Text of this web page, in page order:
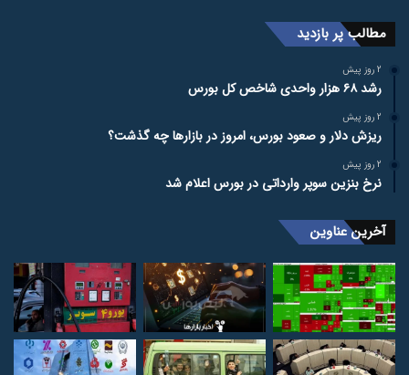
مطالب پر بازدید
2 روز پیش
رشد ۶۸ هزار واحدی شاخص کل بورس
2 روز پیش
ریزش دلار و صعود بورس، امروز در بازارها چه گذشت؟
2 روز پیش
نرخ بنزین سوپر وارداتی در بورس اعلام شد
آخرین عناوین